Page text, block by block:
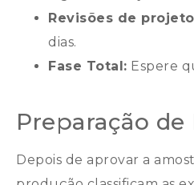
Revisões de
dias.
Fase Total: Espere
Preparação
Depois de aprovar a